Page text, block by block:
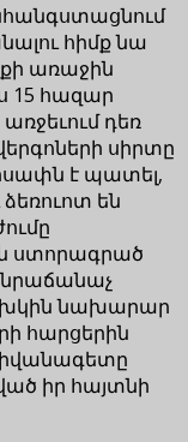
հիմք նա
առաջին
15 հազար
դեռ
սիրտը
է պատել,
են
ստորագրած
նախարար
հարցերին
իր հայտնի